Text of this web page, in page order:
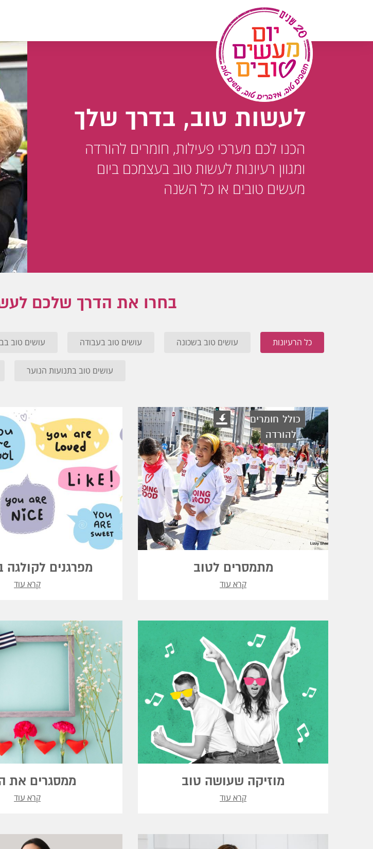
לעשות טוב, בדרך שלך
הכנו לכם מערכי פעילות, חומרים להורדה
ומגוון רעיונות לעשות טוב בעצמכם ביום
מעשים טובים או כל השנה
בחרו את הדרך שלכם
כל הרעיונות עושים טוב בשכונה עושים טוב בעבודה עושים טוב
עושים טוב בתנועות הנוער
כולל חומרים
להורדה
מתמסרים לטוב
קרא עוד
מפרגנים לקולגה
קרא עוד
מוזיקה שעושה טוב
קרא עוד
ממסגרים את
קרא עוד